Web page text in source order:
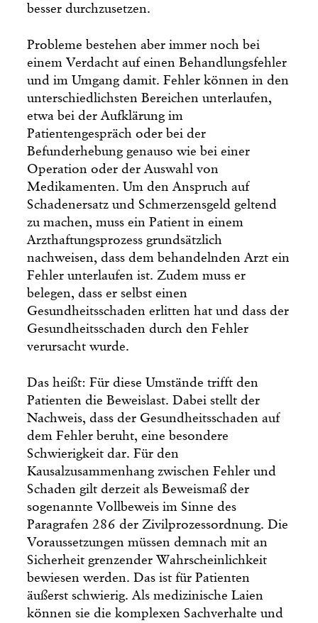
besser durchzusetzen.
Probleme bestehen aber immer noch bei
einem Verdacht auf einen Behandlungsfehler
und im Umgang damit. Fehler können in den
unterschiedlichsten Bereichen unterlaufen,
etwa bei der Aufklärung im
Patientengespräch oder bei der
Befunderhebung genauso wie bei einer
Operation oder der Auswahl von
Medikamenten. Um den Anspruch auf
Schadenersatz und Schmerzensgeld geltend
zu machen, muss ein Patient in einem
Arzthaftungsprozess grundsätzlich
nachweisen, dass dem behandelnden Arzt ein
Fehler unterlaufen ist. Zudem muss er
belegen, dass er selbst einen
Gesundheitsschaden erlitten hat und dass der
Gesundheitsschaden durch den Fehler
verursacht wurde.
Das heißt: Für diese Umstände trifft den
Patienten die Beweislast. Dabei stellt der
Nachweis, dass der Gesundheitsschaden auf
dem Fehler beruht, eine besondere
Schwierigkeit dar. Für den
Kausalzusammenhang zwischen Fehler und
Schaden gilt derzeit als Beweismaß der
sogenannte Vollbeweis im Sinne des
Paragrafen 286 der Zivilprozessordnung. Die
Voraussetzungen müssen demnach mit an
Sicherheit grenzender Wahrscheinlichkeit
bewiesen werden. Das ist für Patienten
äußerst schwierig. Als medizinische Laien
können sie die komplexen Sachverhalte und